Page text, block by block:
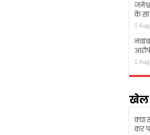
के
खेल
क्या
कर